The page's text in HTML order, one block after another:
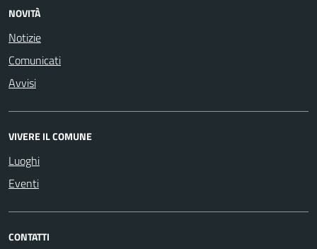
NOVITÀ
Notizie
Comunicati
Avvisi
VIVERE IL COMUNE
Luoghi
Eventi
CONTATTI